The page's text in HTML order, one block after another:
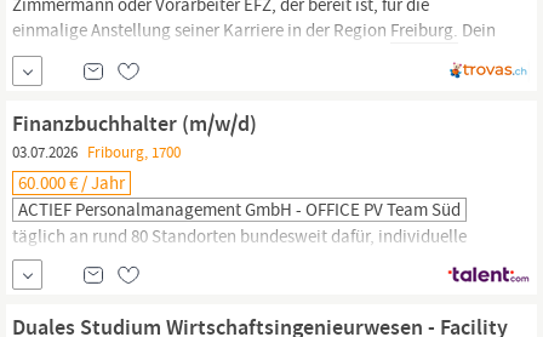
einmalige Anstellung seiner Karriere in der Region Freiburg. Dein
Job/Können: • Aufrichtarbeiten, Elementbau,
Fassadensanierungen, Umbauten, Abbundarbeiten, Terrassen, PV
Finanzbuchhalter (m/w/d)
03.07.2026 Fribourg, 1700
60.000 € / Jahr
ACTIEF Personalmanagement GmbH - OFFICE PV Team Süd
täglich an rund 80 Standorten bundesweit dafür, individuelle
Potenziale zu erkennen und nachhaltige Verbindungen zu
schaffen. Aufgaben In Direktvermittlung suchen wir für unseren
Duales Studium Wirtschaftsingenieurwesen - Facility